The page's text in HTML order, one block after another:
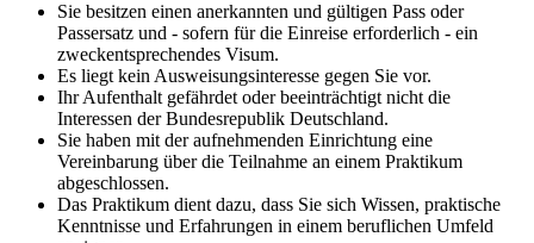
Sie besitzen einen anerkannten und gültigen Pass oder
Passersatz und - sofern für die Einreise erforderlich - ein
zweckentsprechendes Visum.
Es liegt kein Ausweisungsinteresse gegen Sie vor.
Ihr Aufenthalt gefährdet oder beeinträchtigt nicht die
Interessen der Bundesrepublik Deutschland.
Sie haben mit der aufnehmenden Einrichtung eine
Vereinbarung über die Teilnahme an einem Praktikum
abgeschlossen.
Das Praktikum dient dazu, dass Sie sich Wissen, praktische
Kenntnisse und Erfahrungen in einem beruflichen Umfeld